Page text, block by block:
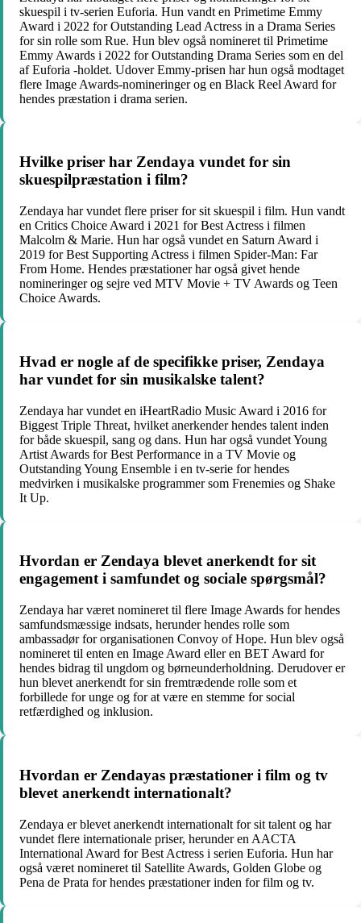
skuespil i tv-serien Euforia. Hun vandt en Primetime Emmy
Award i 2022 for Outstanding Lead Actress in a Drama Series
for sin rolle som Rue. Hun blev også nomineret til Primetime
Emmy Awards i 2022 for Outstanding Drama Series som en del
af Euforia -holdet. Udover Emmy-prisen har hun også modtaget
flere Image Awards-nomineringer og en Black Reel Award for
hendes præstation i drama serien.
Hvilke priser har Zendaya vundet for sin
skuespilpræstation i film?
Zendaya har vundet flere priser for sit skuespil i film. Hun vandt
en Critics Choice Award i 2021 for Best Actress i filmen
Malcolm & Marie. Hun har også vundet en Saturn Award i
2019 for Best Supporting Actress i filmen Spider-Man: Far
From Home. Hendes præstationer har også givet hende
nomineringer og sejre ved MTV Movie + TV Awards og Teen
Choice Awards.
Hvad er nogle af de specifikke priser, Zendaya
har vundet for sin musikalske talent?
Zendaya har vundet en iHeartRadio Music Award i 2016 for
Biggest Triple Threat, hvilket anerkender hendes talent inden
for både skuespil, sang og dans. Hun har også vundet Young
Artist Awards for Best Performance in a TV Movie og
Outstanding Young Ensemble i en tv-serie for hendes
medvirken i musikalske programmer som Frenemies og Shake
It Up.
Hvordan er Zendaya blevet anerkendt for sit
engagement i samfundet og sociale spørgsmål?
Zendaya har været nomineret til flere Image Awards for hendes
samfundsmæssige indsats, herunder hendes rolle som
ambassadør for organisationen Convoy of Hope. Hun blev også
nomineret til enten en Image Award eller en BET Award for
hendes bidrag til ungdom og børneunderholdning. Derudover er
hun blevet anerkendt for sin fremtrædende rolle som et
forbillede for unge og for at være en stemme for social
retfærdighed og inklusion.
Hvordan er Zendayas præstationer i film og tv
blevet anerkendt internationalt?
Zendaya er blevet anerkendt internationalt for sit talent og har
vundet flere internationale priser, herunder en AACTA
International Award for Best Actress i serien Euforia. Hun har
også været nomineret til Satellite Awards, Golden Globe og
Pena de Prata for hendes præstationer inden for film og tv.